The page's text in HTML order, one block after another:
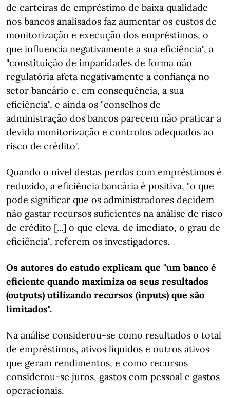
de carteiras de empréstimo de baixa qualidade
nos bancos analisados faz aumentar os custos de
monitorização e execução dos empréstimos, o
que influencia negativamente a sua eficiência", a
"constituição de imparidades de forma não
regulatória afeta negativamente a confiança no
setor bancário e, em consequência, a sua
eficiência", e ainda os "conselhos de
administração dos bancos parecem não praticar a
devida monitorização e controlos adequados ao
risco de crédito".
Quando o nível destas perdas com empréstimos é
reduzido, a eficiência bancária é positiva, "o que
pode significar que os administradores decidem
não gastar recursos suficientes na análise de risco
de crédito [...] o que eleva, de imediato, o grau de
eficiência", referem os investigadores.
Os autores do estudo explicam que "um banco é
eficiente quando maximiza os seus resultados
(outputs) utilizando recursos (inputs) que são
limitados".
Na análise considerou-se como resultados o total
de empréstimos, ativos líquidos e outros ativos
que geram rendimentos, e como recursos
considerou-se juros, gastos com pessoal e gastos
operacionais.